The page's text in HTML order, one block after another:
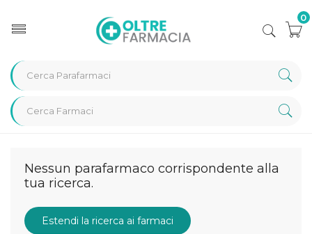
0
Nessun parafarmaco corrispondente alla
tua ricerca.
Estendi la ricerca ai farmaci